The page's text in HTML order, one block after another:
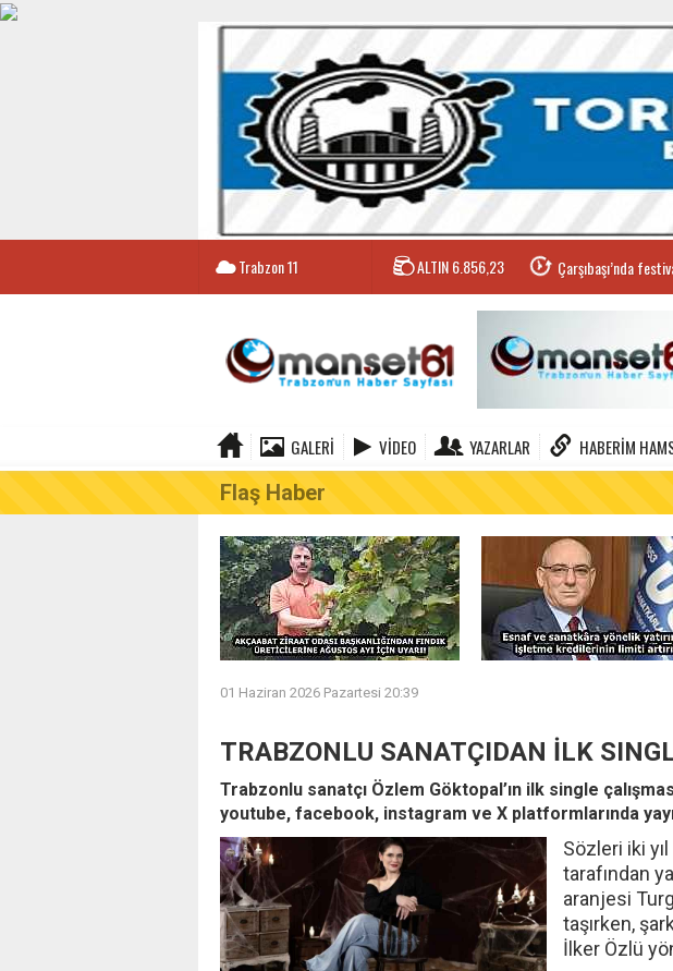
Trabzon11 ALTIN6.856,23 Çarşıbaşı’nda
GALERI VIDEO YAZARLAR HABERIM
Flaş Haber
AKÇAABAT ZİRAAT ODASI
01 Haziran 2026 Pazartesi 20:39
TRABZONLU SANATÇIDAN İLK
Trabzonlu sanatçı Özlem Göktopal’ın ilk single
youtube, facebook, instagram ve X platformlarında
Sözleri iki
tarafından
aranjesi
taşırken,
İlker Özlü